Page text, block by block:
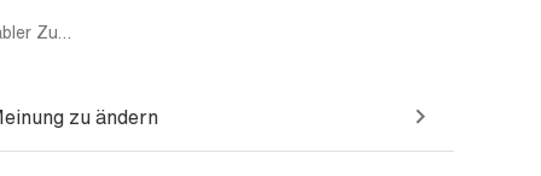
Mono sim | 512GB | Gelb | Akzeptabler Zustand
zu ändern